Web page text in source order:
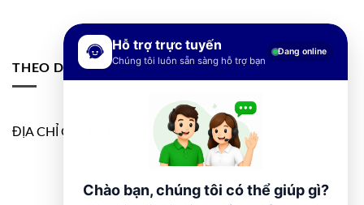
THEO DÕI FANPAGE
ĐỊA CHỈ GOOGLE MAP
Hỗ trợ trực tuyến
Chúng tôi luôn sẵn sàng hỗ trợ bạn
Đang online
Chào bạn, chúng tôi có thể giúp gì?